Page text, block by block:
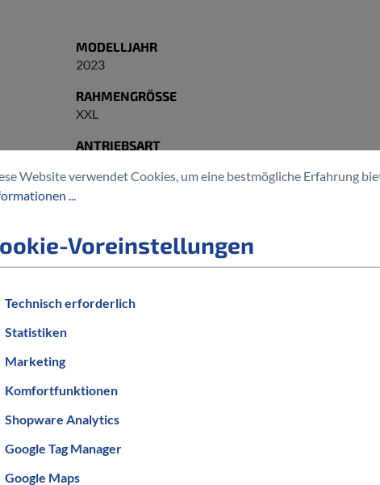
MODELLJAHR
2023
RAHMENGRÖSSE
XXL
ANTRIEBSART
Informationen zum Bestellablauf
Website verwendet Cookies, um eine bestmögliche Erfahrung
...
Voreinstellungen
Technisch erforderlich
Statistiken
Marketing
Komfortfunktionen
Shopware Analytics
Google Tag Manager
Google Maps